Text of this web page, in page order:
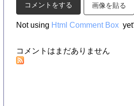
画像を貼る
Not using Html Comment Box
コメントはまだありません